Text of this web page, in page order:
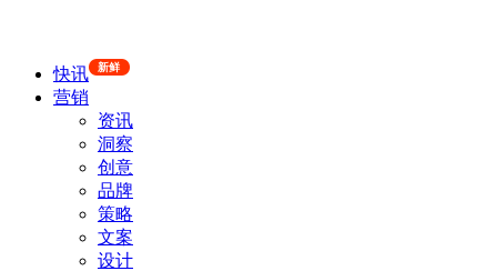
快讯 新鲜
营销
资讯
洞察
创意
品牌
策略
文案
设计